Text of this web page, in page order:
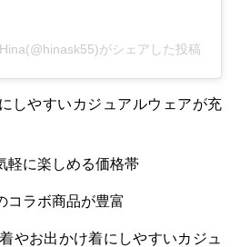
がシェアした投稿
しやすいカジュアルウェアが充
軽に楽しめる価格帯
コラボ商品が豊富
やお出かけ着にしやすいカジュ